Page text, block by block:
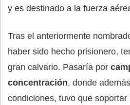
y es destinado a la fuerza
Tras el anteriormente
haber sido hecho prisionero,
gran calvario. Pasaría por
concentración, donde
condiciones, tuvo que soportar